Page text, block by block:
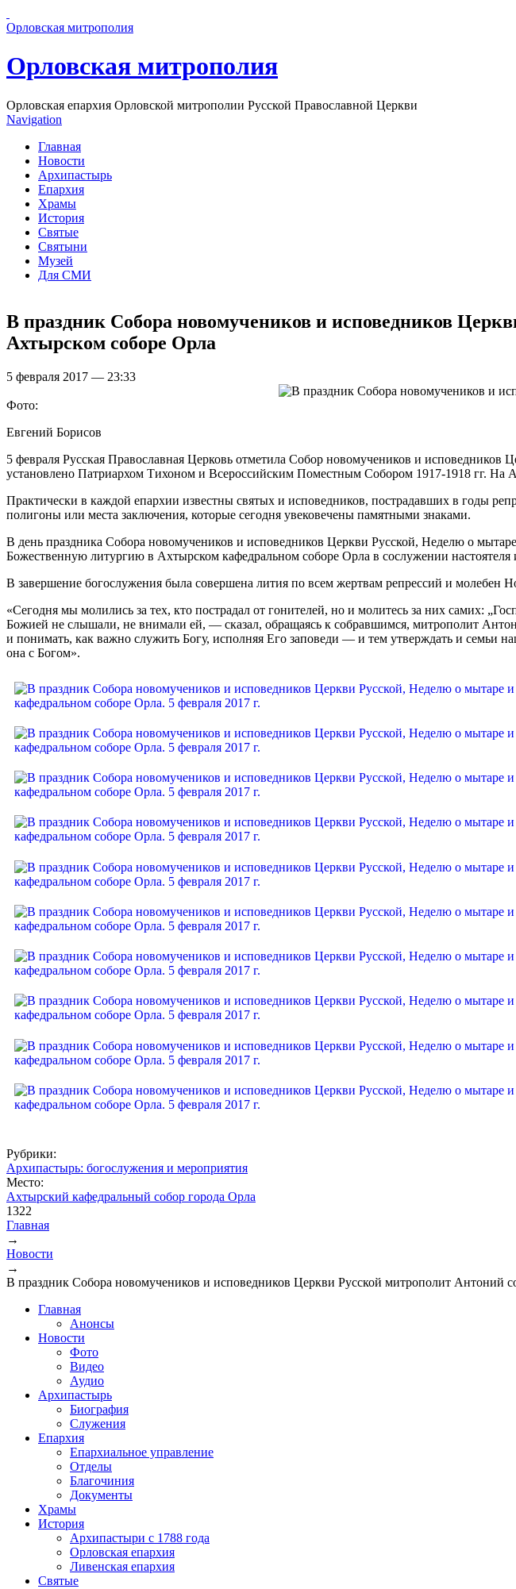
Орловская митрополия
Орловская митрополия
Орловская епархия Орловской митрополии Русской Православной Церкви
Navigation
Главная
Новости
Архипастырь
Епархия
Храмы
История
Святые
Святыни
Музей
Для СМИ
В праздник Собора новомучеников и исповедников
Ахтырском соборе Орла
5 февраля 2017 — 23:33
Фото:
Евгений Борисов
5 февраля Русская Православная Церковь отметила Собор новомучеников и
установлено Патриархом Тихоном и Всероссийским Поместным Собором 1917-1918 гг. На
Практически в каждой епархии известны святых и исповедников, пострадавших в годы
полигоны или места заключения, которые сегодня увековечены памятными знаками.
В день праздника Собора новомучеников и исповедников Церкви Русской, Неделю о
Божественную литургию в Ахтырском кафедральном соборе Орла в сослужении настоятеля
В завершение богослужения была совершена лития по всем жертвам репрессий и молебен
«Сегодня мы молились за тех, кто пострадал от гонителей, но и молитесь за них самих:
Божией не слышали, не внимали ей, — сказал, обращаясь к собравшимся, митрополит
и понимать, как важно служить Богу, исполняя Его заповеди — и тем утверждать и семьи
она с Богом».
Рубрики:
Архипастырь: богослужения и мероприятия
Место:
Ахтырский кафедральный собор города Орла
1322
Вы здесь
Главная
→
Новости
→
В праздник Собора новомучеников и исповедников Церкви Русской митрополит Антоний
Главная
Анонсы
Новости
Фото
Видео
Аудио
Архипастырь
Биография
Служения
Епархия
Епархиальное управление
Отделы
Благочиния
Документы
Храмы
История
Архипастыри с 1788 года
Орловская епархия
Ливенская епархия
Святые